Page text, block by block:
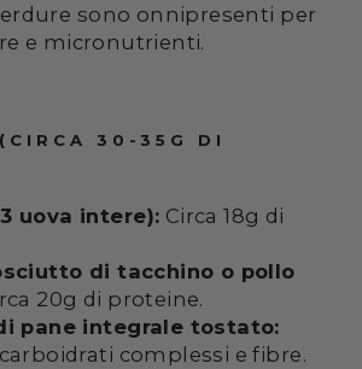
sono onnipresenti per
e micronutrienti.
30-35G DI
uova intere): Circa 18g di
di tacchino o pollo
20g di proteine.
pane integrale tostato:
complessi e fibre.